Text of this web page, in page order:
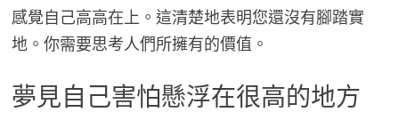
感覺自己高高在上。這清楚地表明您還沒有腳踏實
地。你需要思考人們所擁有的價值。
夢見自己害怕懸浮在很高的地方